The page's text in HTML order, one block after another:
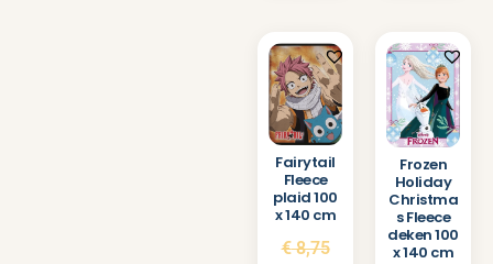
Fairytail
Fleece
plaid 100
x 140 cm
€8,75
Frozen
Holiday
Christma
s Fleece
deken 100
x 140 cm